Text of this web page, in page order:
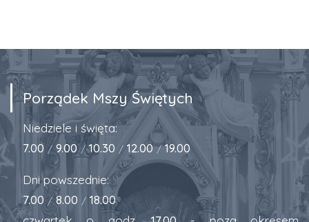
Porządek Mszy Świętych
Niedziele i święta:
7.00 / 9.00 / 10.30 / 12.00 / 19.00
Dni powszednie:
7.00 / 8.00 / 18.00